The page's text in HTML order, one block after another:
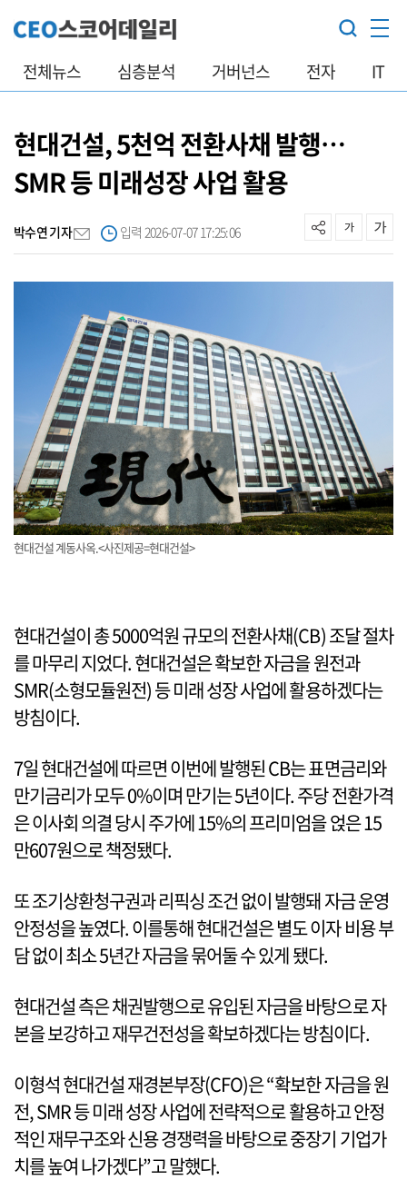
전체뉴스 심층분석 거버넌스 전자 IT
현대건설, 5천억 전환사채 발행…
SMR 등 미래성장 사업 활용
박수연 기자 입력 2026-07-07 17:25:06
현대건설 계동사옥.<사진제공=현대건설>
현대건설이 총 5000억원 규모의 전환사채(CB) 조달 절차
를 마무리 지었다. 현대건설은 확보한 자금을 원전과
SMR(소형모듈원전) 등 미래 성장 사업에 활용하겠다는
방침이다.
7일 현대건설에 따르면 이번에 발행된 CB는 표면금리와
만기금리가 모두 0%이며 만기는 5년이다. 주당 전환가격
은 이사회 의결 당시 주가에 15%의 프리미엄을 얹은 15
만607원으로 책정됐다.
또 조기상환청구권과 리픽싱 조건 없이 발행돼 자금 운영
안정성을 높였다. 이를통해 현대건설은 별도 이자 비용 부
담 없이 최소 5년간 자금을 묶어둘 수 있게 됐다.
현대건설 측은 채권발행으로 유입된 자금을 바탕으로 자
본을 보강하고 재무건전성을 확보하겠다는 방침이다.
이형석 현대건설 재경본부장(CFO)은 “확보한 자금을 원
전, SMR 등 미래 성장 사업에 전략적으로 활용하고 안정
적인 재무구조와 신용 경쟁력을 바탕으로 중장기 기업가
치를 높여 나가겠다”고 말했다.